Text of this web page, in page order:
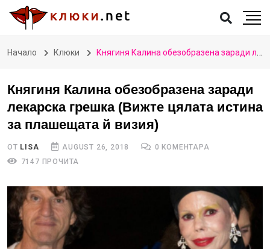
Начало Клюки Княгиня Калина обезобразена заради лекарска грешка (Вижте цялата истина за плашещата й визия)
Княгиня Калина обезобразена заради
лекарска грешка (Вижте цялата истина
за плашещата й визия)
ОТ LISA AUGUST 26, 2018
0 КОМЕНТАРА
7147 ПРОЧИТА